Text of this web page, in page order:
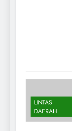
LINTAS
DAERAH